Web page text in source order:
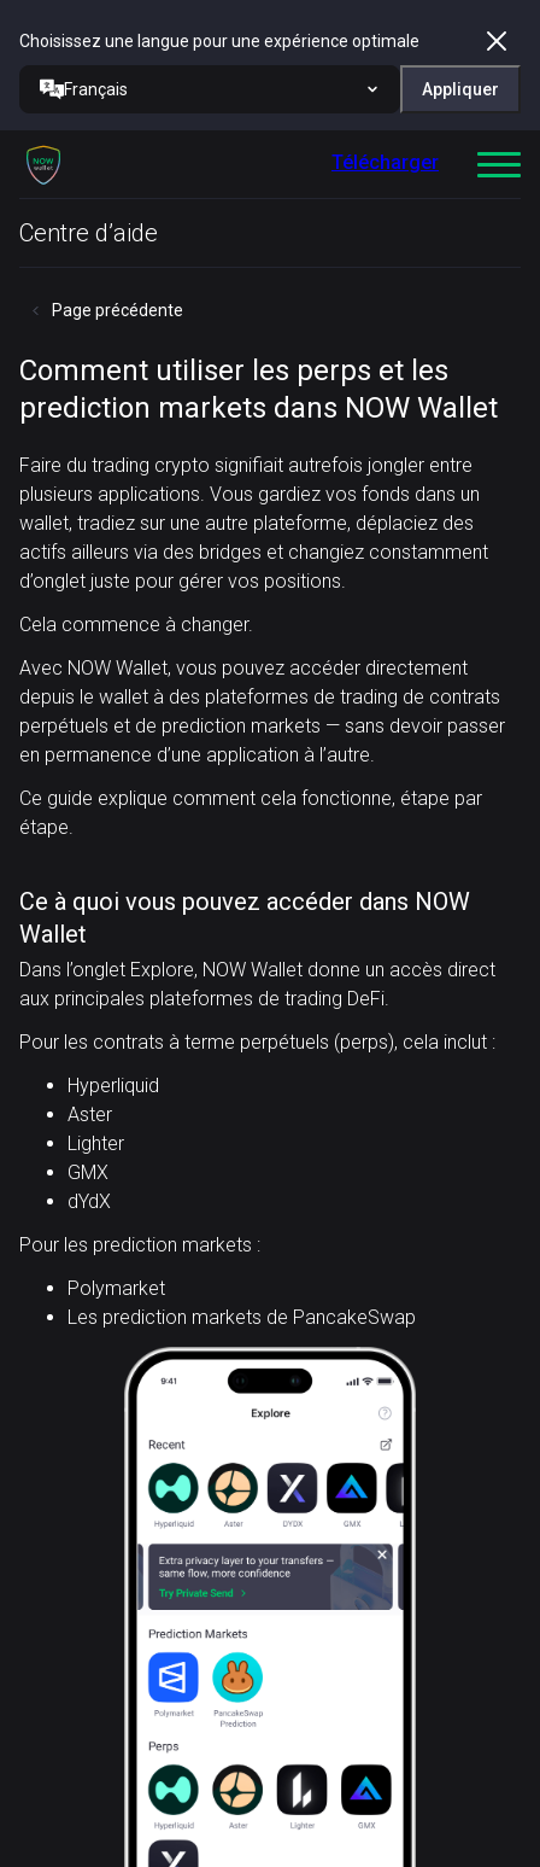
Choisissez une langue pour une expérience optimale
Français Appliquer
Télécharger
Centre d’aide
Page précédente
Comment utiliser les perps et les
prediction markets dans NOW Wallet
Faire du trading crypto signifiait autrefois jongler entre
plusieurs applications. Vous gardiez vos fonds dans un
wallet, tradiez sur une autre plateforme, déplaciez des
actifs ailleurs via des bridges et changiez constamment
d’onglet juste pour gérer vos positions.
Cela commence à changer.
Avec NOW Wallet, vous pouvez accéder directement
depuis le wallet à des plateformes de trading de contrats
perpétuels et de prediction markets — sans devoir passer
en permanence d’une application à l’autre.
Ce guide explique comment cela fonctionne, étape par
étape.
Ce à quoi vous pouvez accéder dans NOW
Wallet
Dans l’onglet Explore, NOW Wallet donne un accès direct
aux principales plateformes de trading DeFi.
Pour les contrats à terme perpétuels (perps), cela inclut :
Hyperliquid
Aster
Lighter
GMX
dYdX
Pour les prediction markets :
Polymarket
Les prediction markets de PancakeSwap